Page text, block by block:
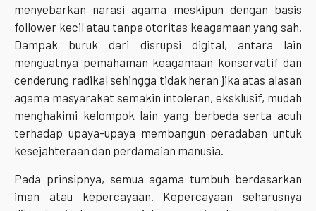
menyebarkan narasi agama meskipun dengan basis
follower kecil atau tanpa otoritas keagamaan yang sah.
Dampak buruk dari disrupsi digital, antara lain
menguatnya pemahaman keagamaan konservatif dan
cenderung radikal sehingga tidak heran jika atas alasan
agama masyarakat semakin intoleran, eksklusif, mudah
menghakimi kelompok lain yang berbeda serta acuh
terhadap upaya-upaya membangun peradaban untuk
kesejahteraan dan perdamaian manusia.
Pada prinsipnya, semua agama tumbuh berdasarkan
iman atau kepercayaan. Kepercayaan seharusnya